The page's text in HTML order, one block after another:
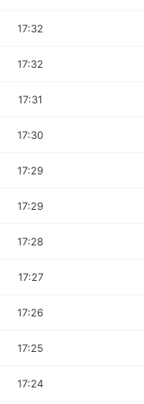
17:32
17:32
17:31
17:30
17:29
17:29
17:28
17:27
17:26
17:25
17:24